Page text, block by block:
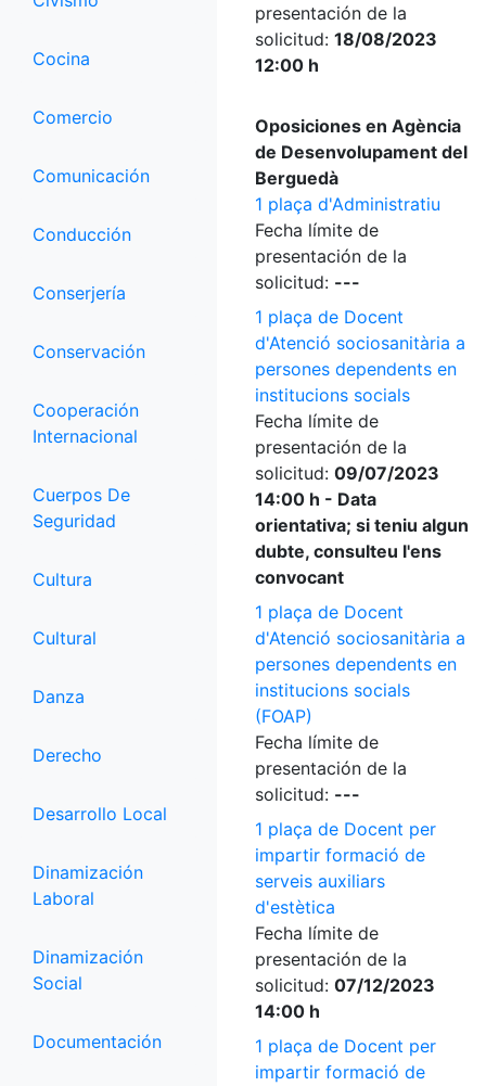
Cocina
Comercio
Comunicación
Conducción
Conserjería
Conservación
Cooperación
Internacional
Cuerpos De
Seguridad
Cultura
Cultural
Danza
Derecho
Desarrollo Local
Dinamización
Laboral
Dinamización
Social
Documentación
presentación de la
solicitud: 18/08/2023
12:00 h
Oposiciones en Agència
de Desenvolupament del
Berguedà
1 plaça d'Administratiu
Fecha límite de
presentación de la
solicitud: ---
1 plaça de Docent
d'Atenció sociosanitària a
persones dependents en
institucions socials
Fecha límite de
presentación de la
solicitud: 09/07/2023
14:00 h - Data
orientativa; si teniu algun
dubte, consulteu l'ens
convocant
1 plaça de Docent
d'Atenció sociosanitària a
persones dependents en
institucions socials
(FOAP)
Fecha límite de
presentación de la
solicitud: ---
1 plaça de Docent per
impartir formació de
serveis auxiliars
d'estètica
Fecha límite de
presentación de la
solicitud: 07/12/2023
14:00 h
1 plaça de Docent per
impartir formació de